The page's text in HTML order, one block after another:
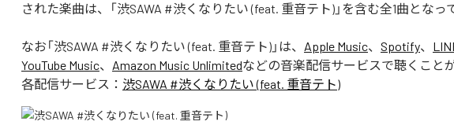
された楽曲は、「渋SAWA #渋くなりたい (feat. 重音テト)」を含む全1曲となっ
なお「渋SAWA #渋くなりたい (feat. 重音テト) 」は、 Apple Music、 Spotify、
YouTube Music、 Amazon Music Unlimitedなどの音楽配信サービスで聴くこと
各配信サービス： 渋SAWA #渋くなりたい (feat. 重音テト)